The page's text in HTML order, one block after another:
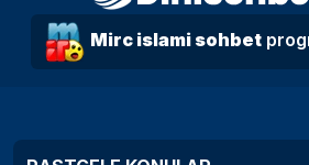
Mirc islami sohbet